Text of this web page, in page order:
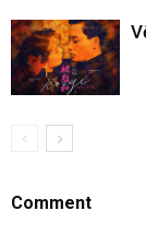
Comment